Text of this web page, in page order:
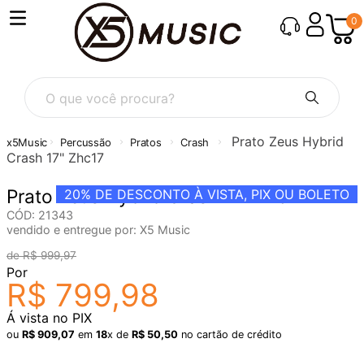
0
O que você procura?
Percussão Pratos Crash
Prato Zeus Hybrid
Crash 17" Zhc17
20% DE DESCONTO À VISTA, PIX OU BOLETO
Prato Zeus Hybrid Crash 17" Zhc17
CÓD: 21343
vendido e entregue por: X5 Music
R$ 999,97
Por
R$ 799,98
Á vista no PIX
ou R$ 909,07 em 18x de R$ 50,50 no cartão de crédito